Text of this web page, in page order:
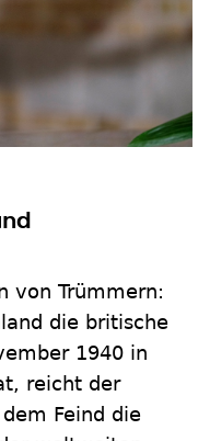
von Trümmern:
die britische
1940 in
reicht der
Feind die
weltweiten